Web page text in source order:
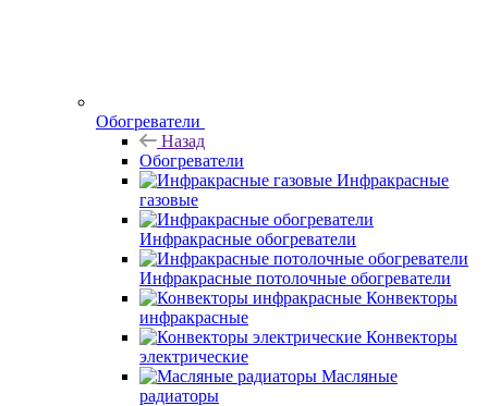
Обогреватели
Назад
Обогреватели
Инфракрасные
газовые
Инфракрасные обогреватели
Инфракрасные потолочные обогреватели
Конвекторы
инфракрасные
Конвекторы
электрические
Масляные
радиаторы